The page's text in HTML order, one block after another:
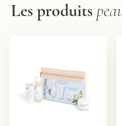
Les produits
TROUSSE
DÉCOUVERTE "MES
ESSENTIELS PEAU
NE...